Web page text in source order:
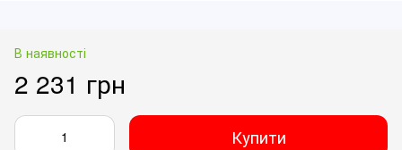
В наявності
2 231 грн
Купити